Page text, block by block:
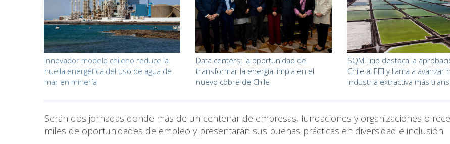
Innovador modelo chileno reduce la
huella energética del uso de agua de
mar en minería
Data centers: la oportunidad de
transformar la energía limpia en el
nuevo cobre de Chile
SQM Litio destaca la
Chile al EITI y llama a avanzar
industria extractiva más
Serán dos jornadas donde más de un centenar de empresas, fundaciones y organizaciones
miles de oportunidades de empleo y presentarán sus buenas prácticas en diversidad e inclusión.